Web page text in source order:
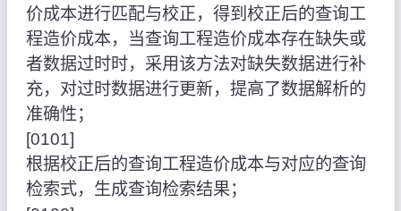
价成本进行匹配与校正，得到校正后的查询工
程造价成本，当查询工程造价成本存在缺失或
者数据过时时，采用该方法对缺失数据进行补
充，对过时数据进行更新，提高了数据解析的
准确性；
[0101]
根据校正后的查询工程造价成本与对应的查询
检索式，生成查询检索结果；